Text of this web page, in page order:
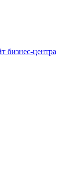
бизнес-центра